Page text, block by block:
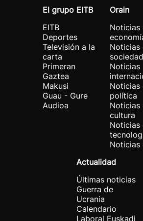
El grupo EITB
EITB
Deportes
Televisión a la
carta
Primeran
Gaztea
Makusi
Guau - Gure
Audioa
Orain
Noticias
Noticias
sociedad
Noticias
Noticias
política
Noticias
cultura
Noticias
Noticias
Actualidad
Últimas noticias
Guerra de
Ucrania
Calendario
Laboral Euskadi